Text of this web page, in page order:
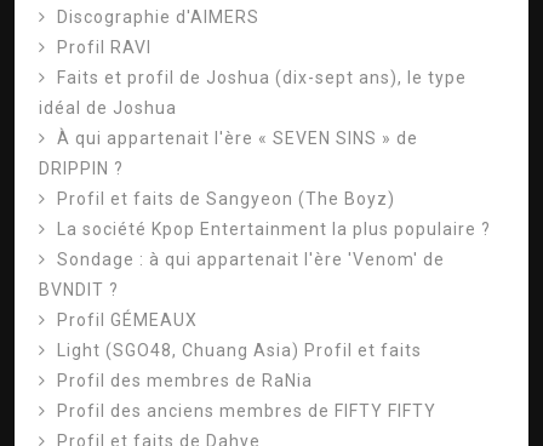
Discographie d'AIMERS
Profil RAVI
Faits et profil de Joshua (dix-sept ans), le type
idéal de Joshua
À qui appartenait l'ère « SEVEN SINS » de
DRIPPIN ?
Profil et faits de Sangyeon (The Boyz)
La société Kpop Entertainment la plus populaire ?
Sondage : à qui appartenait l'ère 'Venom' de
BVNDIT ?
Profil GÉMEAUX
Light (SGO48, Chuang Asia) Profil et faits
Profil des membres de RaNia
Profil des anciens membres de FIFTY FIFTY
Profil et faits de Dahye